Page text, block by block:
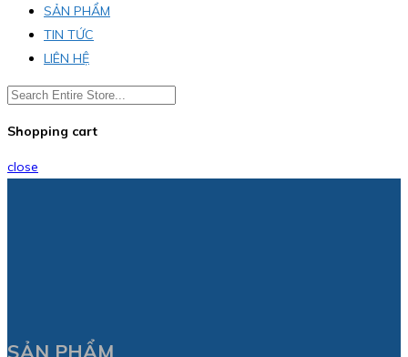
SẢN PHẨM
TIN TỨC
LIÊN HỆ
Shopping cart
close
SẢN PHẨM